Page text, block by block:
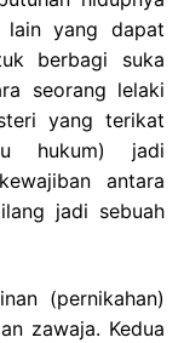
lain yang dapat
berbagi suka
seorang lelaki
yang terikat
hukum) jadi
antara
jadi sebuah
(pernikahan)
zawaja. Kedua